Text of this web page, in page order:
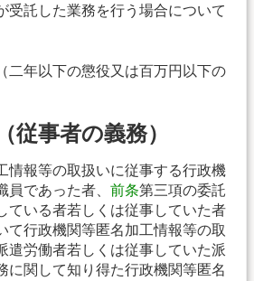
受託した業務を行う場合について
（二年以下の懲役又は百万円以下の
従事者の義務）
報等の取扱いに従事する行政機
員であった者、 前条第三項の委託
ている者若しくは従事していた者
て行政機関等匿名加工情報等の取
遣労働者若しくは従事していた派
に関して知り得た行政機関等匿名